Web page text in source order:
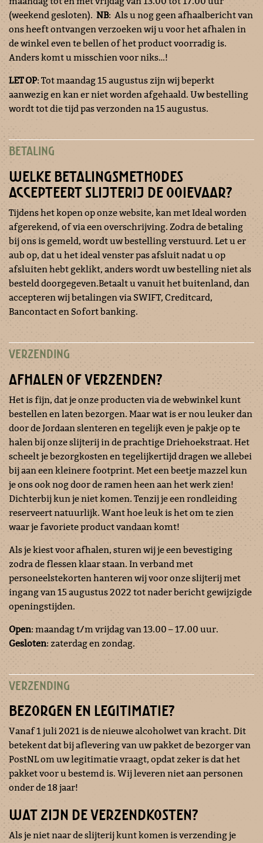
(weekend gesloten). NB: Als u nog geen afhaalbericht van
ons heeft ontvangen verzoeken wij u voor het afhalen in
de winkel even te bellen of het product voorradig is.
Anders komt u misschien voor niks…!
LET OP: Tot maandag 15 augustus zijn wij beperkt
aanwezig en kan er niet worden afgehaald. Uw bestelling
wordt tot die tijd pas verzonden na 15 augustus.
BETALING
WELKE BETALINGSMETHODES
ACCEPTEERT SLIJTERIJ DE OOIEVAAR?
Tijdens het kopen op onze website, kan met Ideal worden
afgerekend, of via een overschrijving. Zodra de betaling
bij ons is gemeld, wordt uw bestelling verstuurd. Let u er
aub op, dat u het ideal venster pas afsluit nadat u op
afsluiten hebt geklikt, anders wordt uw bestelling niet als
besteld doorgegeven.Betaalt u vanuit het buitenland, dan
accepteren wij betalingen via SWIFT, Creditcard,
Bancontact en Sofort banking.
VERZENDING
AFHALEN OF VERZENDEN?
Het is fijn, dat je onze producten via de webwinkel kunt
bestellen en laten bezorgen. Maar wat is er nou leuker dan
door de Jordaan slenteren en tegelijk even je pakje op te
halen bij onze slijterij in de prachtige Driehoekstraat. Het
scheelt je bezorgkosten en tegelijkertijd dragen we allebei
bij aan een kleinere footprint. Met een beetje mazzel kun
je ons ook nog door de ramen heen aan het werk zien!
Dichterbij kun je niet komen. Tenzij je een rondleiding
reserveert natuurlijk. Want hoe leuk is het om te zien
waar je favoriete product vandaan komt!
Als je kiest voor afhalen, sturen wij je een bevestiging
zodra de flessen klaar staan. In verband met
personeelstekorten hanteren wij voor onze slijterij met
ingang van 15 augustus 2022 tot nader bericht gewijzigde
openingstijden.
Open: maandag t/m vrijdag van 13.00 – 17.00 uur.
Gesloten: zaterdag en zondag.
VERZENDING
BEZORGEN EN LEGITIMATIE?
Vanaf 1 juli 2021 is de nieuwe alcoholwet van kracht. Dit
betekent dat bij aflevering van uw pakket de bezorger van
PostNL om uw legitimatie vraagt, opdat zeker is dat het
pakket voor u bestemd is. Wij leveren niet aan personen
onder de 18 jaar!
WAT ZIJN DE VERZENDKOSTEN?
Als je niet naar de slijterij kunt komen is verzending je